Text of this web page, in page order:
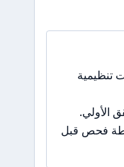
تنظيمية
الأولي.
فحص قبل